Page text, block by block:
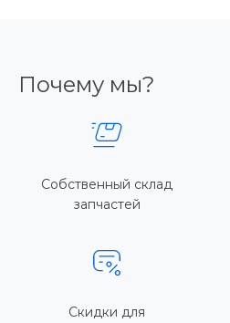
Почему мы?
Собственный склад
запчастей
Скидки для